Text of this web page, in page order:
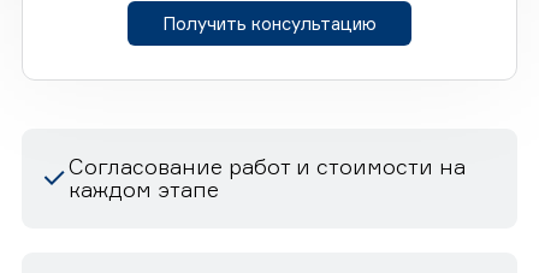
Получить консультацию
Согласование работ и стоимости на
каждом этапе